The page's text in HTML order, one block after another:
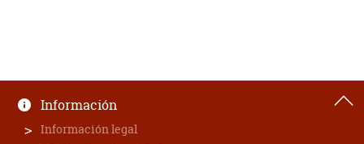
Información
Información legal